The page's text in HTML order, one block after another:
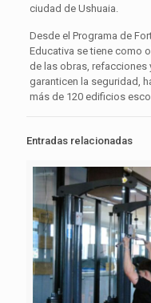
ciudad de Ushuaia.
Desde el Programa de
Educativa se tiene como
de las obras, refacciones
garanticen la seguridad,
más de 120 edificios
Entradas relacionadas